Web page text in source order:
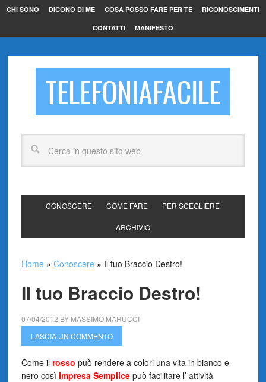
CHI SONO DICONO DI ME COSA POSSO FARE PER TE RICONOSCIMENTI
CONTATTI MANIFESTO
TELEFONIAFACILE
CONOSCERE COME FARE PER SCEGLIERE
ARCHIVIO
Home » Conoscere » Il tuo Braccio Destro!
Il tuo Braccio Destro!
07/04/2012 BY MASSIMO MARUCCI
LASCIA UN COMMENTO
Come il rosso può rendere a colori una vita in bianco e
nero così Impresa Semplicepuò facilitare l’ attività